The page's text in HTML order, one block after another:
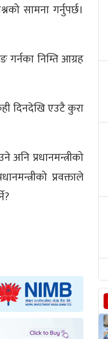
सामना गर्नुपर्छ।
निम्ति आग्रह
दिनदेखि एउटै कुरा
अनि प्रधानमन्त्रीको
प्रवक्ताले